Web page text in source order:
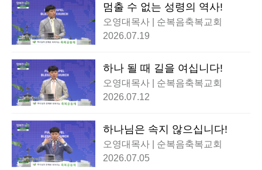
멈출 수 없는 성령의 역사!
오영대목사 | 순복음축복교회
2026.07.19
하나 될 때 길을 여십니다!
오영대목사 | 순복음축복교회
2026.07.12
하나님은 속지 않으십니다!
오영대목사 | 순복음축복교회
2026.07.05